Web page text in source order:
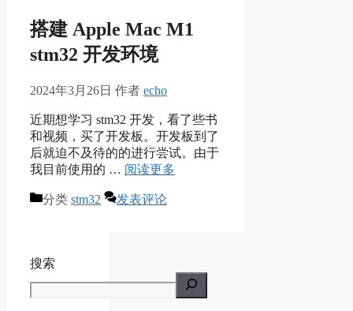
搭建 Apple Mac M1
stm32 开发环境
2024年3月26日 作者 echo
近期想学习 stm32 开发，看了些书
和视频，买了开发板。开发板到了
后就迫不及待的的进行尝试。由于
我目前使用的 … 阅读更多
分类 stm32 发表评论
搜索